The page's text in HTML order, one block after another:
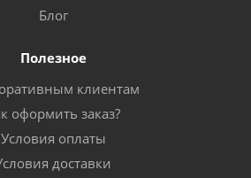
Блог
Полезное
клиентам
оформить заказ?
Условия оплаты
доставки